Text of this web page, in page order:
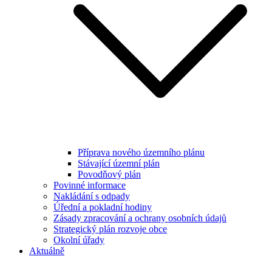
Příprava nového územního plánu
Stávající územní plán
Povodňový plán
Povinné informace
Nakládání s odpady
Úřední a pokladní hodiny
Zásady zpracování a ochrany osobních údajů
Strategický plán rozvoje obce
Okolní úřady
Aktuálně